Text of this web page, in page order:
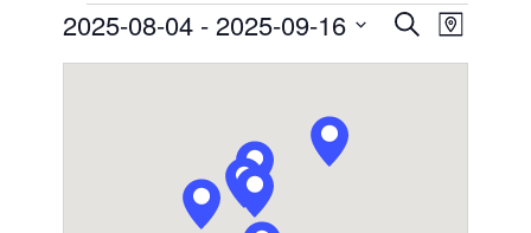
Events
Search
SearchEvent
Views
Map
2025-08-04 - 2025-09-16